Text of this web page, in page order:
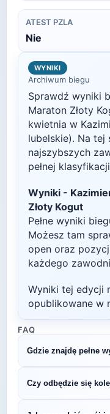
ATEST PZLA
Nie
WYNIKI
Archiwum biegu
Sprawdź wyniki
Maraton Złoty
kwietnia w
lubelskie). Na tej
najszybszych
pełnej
Wyniki -
Złoty Kogut
Pełne wyniki
Możesz tam
open oraz
każdego
Wyniki tej edycji
opublikowane w
FAQ
Gdzie znajdę pełne
stronie
LiveTracking,
Czy odbędzie się